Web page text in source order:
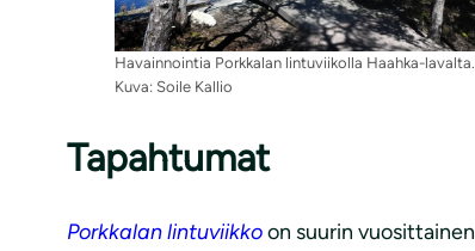
Havainnointia Porkkalan lintuviikolla Haahka-lavalta.
Kuva: Soile Kallio
Tapahtumat
Porkkalan lintuviikkoon suurin vuosittainen